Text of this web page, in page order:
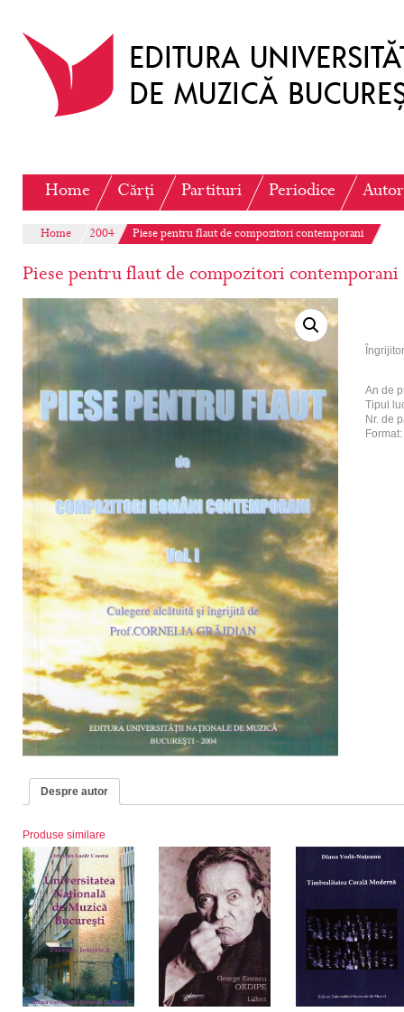
Home Cărți Partituri Periodice
Home 2004 Piese pentru flaut de compozitori contemporani
Piese pentru flaut de compozitori contemporani
An de
Tipul
Nr. de
Format:
Despre autor
Produse similare